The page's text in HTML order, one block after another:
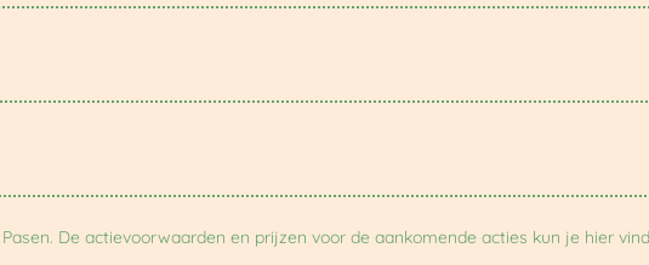
De actievoorwaarden en prijzen voor de aankomende acties kun je hier